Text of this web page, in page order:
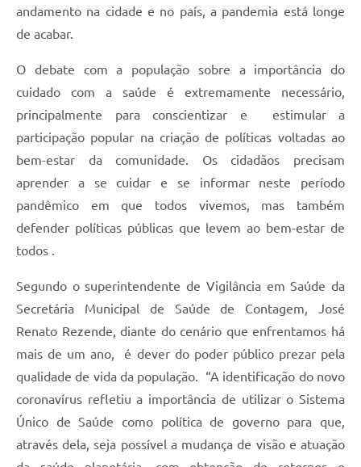
andamento na cidade e no país, a pandemia está longe
de acabar.
O debate com a população sobre a importância do
cuidado com a saúde é extremamente necessário,
principalmente para conscientizar e estimular a
participação popular na criação de políticas voltadas ao
bem-estar da comunidade. Os cidadãos precisam
aprender a se cuidar e se informar neste período
pandêmico em que todos vivemos, mas também
defender políticas públicas que levem ao bem-estar de
todos .
Segundo o superintendente de Vigilância em Saúde da
Secretária Municipal de Saúde de Contagem, José
Renato Rezende, diante do cenário que enfrentamos há
mais de um ano, é dever do poder público prezar pela
qualidade de vida da população. “A identificação do novo
coronavírus refletiu a importância de utilizar o Sistema
Único de Saúde como política de governo para que,
através dela, seja possível a mudança de visão e atuação